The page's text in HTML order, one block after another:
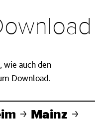
wie auch den
Download.
Mainz